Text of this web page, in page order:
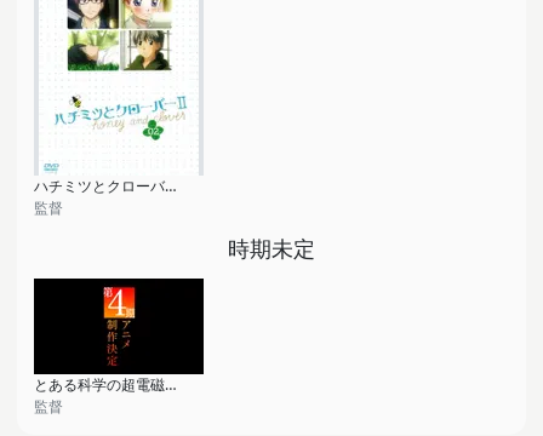
ハチミツとクローバーII
監督
時期未定
とある科学の超電磁砲 第4期
監督